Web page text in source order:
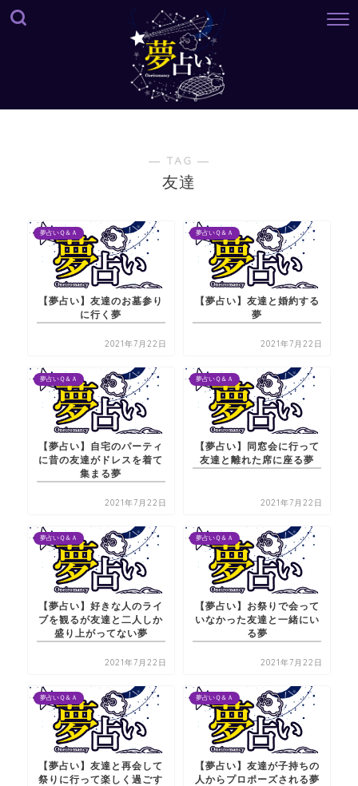
― TAG ―
友達
夢占いＱ＆Ａ
【夢占い】友達のお墓参り
に行く夢
2021年7月22日
夢占いＱ＆Ａ
【夢占い】友達と婚約する
夢
2021年7月22日
夢占いＱ＆Ａ
【夢占い】自宅のパーティ
に昔の友達がドレスを着て
集まる夢
2021年7月22日
夢占いＱ＆Ａ
【夢占い】同窓会に行って
友達と離れた席に座る夢
2021年7月22日
夢占いＱ＆Ａ
【夢占い】好きな人のライ
ブを観るが友達と二人しか
盛り上がってない夢
2021年7月22日
夢占いＱ＆Ａ
【夢占い】お祭りで会って
いなかった友達と一緒にい
る夢
2021年7月22日
夢占いＱ＆Ａ
【夢占い】友達と再会して
祭りに行って楽しく過ごす
夢占いＱ＆Ａ
【夢占い】友達が子持ちの
人からプロポーズされる夢